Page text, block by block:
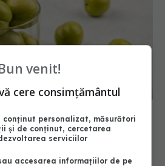
mănânci corcodușe verzi. Nu
Sunt cianură în stomac
venit!
cere consimțământul
conținut personalizat, măsurători
și de conținut, cercetarea
serviciilor
accesarea informațiilor de pe